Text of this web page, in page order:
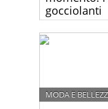
gocciolanti
collant
collezione!
MODA E